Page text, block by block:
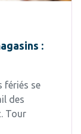
:
fériés se
des
Tour